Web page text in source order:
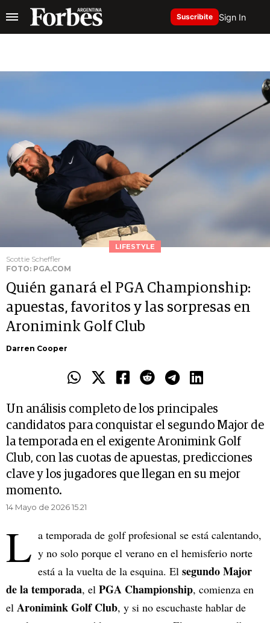
Suscribite Sign In
LIFESTYLE
Scottie Scheffler
FOTO: PGA.COM
Quién ganará el PGA Championship:
apuestas, favoritos y las sorpresas en
Aronimink Golf Club
Darren Cooper
Un análisis completo de los principales
candidatos para conquistar el segundo Major de
la temporada en el exigente Aronimink Golf
Club, con las cuotas de apuestas, predicciones
clave y los jugadores que llegan en su mejor
momento.
14 Mayo de 2026 15.21
L a temporada de golf profesional se está calentando,
y no solo porque el verano en el hemisferio norte
está a la vuelta de la esquina. El segundo Major
de la temporada, el PGA Championship, comienza en
el Aronimink Golf Club, y si no escuchaste hablar de